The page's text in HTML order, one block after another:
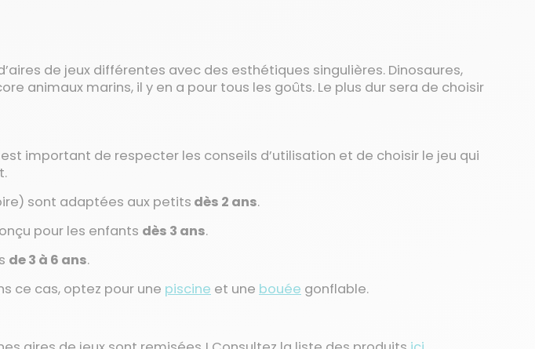
de jeux différentes avec des esthétiques singulières. Dinosaures,
animaux marins, il y en a pour tous les goûts. Le plus dur sera de choisir
important de respecter les conseils d’utilisation et de choisir le jeu qui
sont adaptées aux petits dès 2 ans.
pour les enfants dès 3 ans.
de 3 à 6 ans.
ce cas, optez pour une piscine et une bouée gonflable.